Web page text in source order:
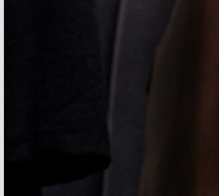
un tas d’allusions à cette saga
Poudlard » ou encore « Moldu », véritable champ lexical de ce